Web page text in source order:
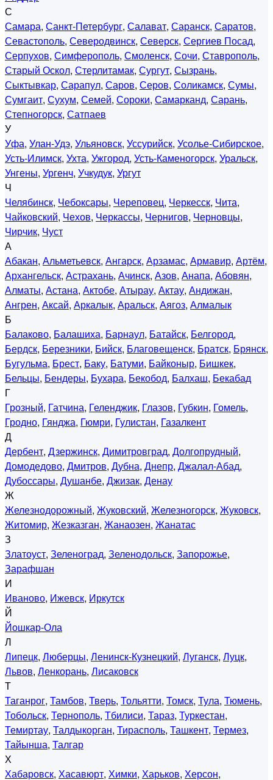
С
Самара, Санкт-Петербург, Салават, Саранск, Саратов,
Севастополь, Северодвинск, Северск, Сергиев Посад,
Серпухов, Симферополь, Смоленск, Сочи, Ставрополь,
Старый Оскол, Стерлитамак, Сургут, Сызрань,
Сыктывкар, Сарапул, Саров, Серов, Соликамск, Сумы,
Сумгаит, Сухум, Семей, Сороки, Самарканд, Сарань,
Степногорск, Сатпаев
У
Уфа, Улан-Удэ, Ульяновск, Уссурийск, Усолье-Сибирское,
Усть-Илимск, Ухта, Ужгород, Усть-Каменогорск, Уральск,
Унгены, Ургенч, Учкудук, Ургут
Ч
Челябинск, Чебоксары, Череповец, Черкесск, Чита,
Чайковский, Чехов, Черкассы, Чернигов, Черновцы,
Чирчик, Чуст
А
Абакан, Альметьевск, Ангарск, Арзамас, Армавир, Артём,
Архангельск, Астрахань, Ачинск, Азов, Анапа, Абовян,
Алматы, Астана, Актобе, Атырау, Актау, Андижан,
Ангрен, Аксай, Аркалык, Аральск, Аягоз, Алмалык
Б
Балаково, Балашиха, Барнаул, Батайск, Белгород,
Бердск, Березники, Бийск, Благовещенск, Братск, Брянск,
Бугульма, Брест, Баку, Батуми, Байконыр, Бишкек,
Бельцы, Бендеры, Бухара, Бекобод, Балхаш, Бекабад
Г
Грозный, Гатчина, Геленджик, Глазов, Губкин, Гомель,
Гродно, Гянджа, Гюмри, Гулистан, Газалкент
Д
Дербент, Дзержинск, Димитровград, Долгопрудный,
Домодедово, Дмитров, Дубна, Днепр, Джалал-Абад,
Дубоссары, Душанбе, Джизак, Денау
Ж
Железнодорожный, Жуковский, Железногорск, Жуковск,
Житомир, Жезказган, Жанаозен, Жанатас
З
Златоуст, Зеленоград, Зеленодольск, Запорожье,
Зарафшан
И
Иваново, Ижевск, Иркутск
Й
Йошкар-Ола
Л
Липецк, Люберцы, Ленинск-Кузнецкий, Луганск, Луцк,
Львов, Ленкорань, Лисаковск
Т
Таганрог, Тамбов, Тверь, Тольятти, Томск, Тула, Тюмень,
Тобольск, Тернополь, Тбилиси, Тараз, Туркестан,
Темиртау, Талдыкорган, Тирасполь, Ташкент, Термез,
Тайынша, Талгар
Х
Хабаровск, Хасавюрт, Химки, Харьков, Херсон,